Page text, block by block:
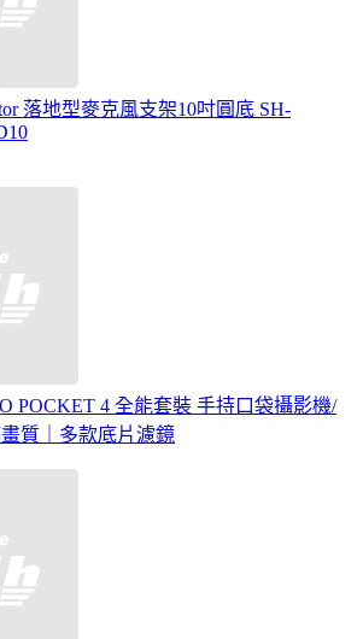
落地型麥克風支架10吋圓底 SH-
POCKET 4 全能套裝 手持口袋攝影機/
質｜多款底片濾鏡